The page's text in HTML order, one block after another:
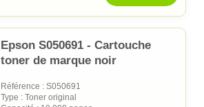
Epson S050691 - Cartouche
toner de marque noir
Référence : S050691
Type : Toner original